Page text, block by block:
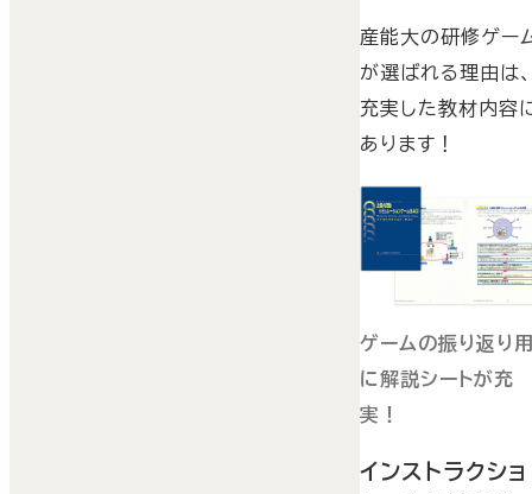
産能大の研修ゲー
が選ばれる理由は
充実した教材内容
あります！
ゲームの振り返り
に解説シートが充
実！
インストラクショ